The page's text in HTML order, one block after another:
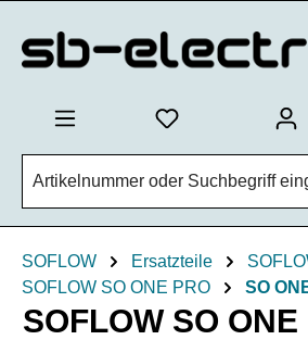
SOFLOW Ersatzteile
SOFLOW SO ONE PRO
SO
SOFLOW SO ONE